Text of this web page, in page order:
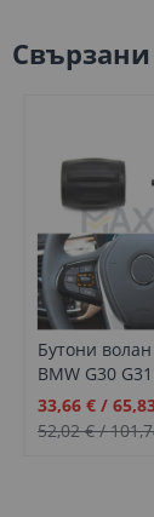
Бутони
BMW G30
G32 G01 G02
Промо
цена
33,66 €/
52,02 €/